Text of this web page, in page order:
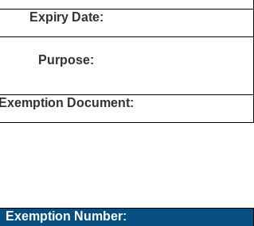
Expiry Date:
Purpose:
Exemption Document:
Exemption Number: